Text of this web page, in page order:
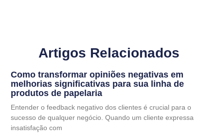
Artigos Relacionados
Como transformar opiniões negativas em
melhorias significativas para sua linha de
produtos de papelaria
Entender o feedback negativo dos clientes é crucial para o
sucesso de qualquer negócio. Quando um cliente expressa
insatisfação com